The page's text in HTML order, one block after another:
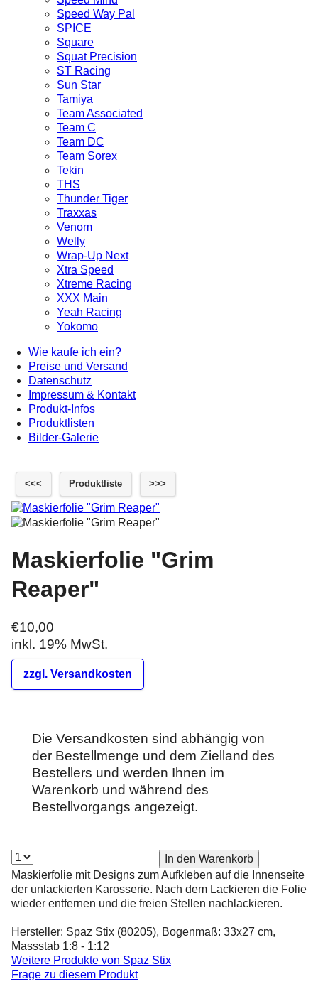
Speed Way Pal
SPICE
Square
Squat Precision
ST Racing
Sun Star
Tamiya
Team Associated
Team C
Team DC
Team Sorex
Tekin
THS
Thunder Tiger
Traxxas
Venom
Welly
Wrap-Up Next
Xtra Speed
Xtreme Racing
XXX Main
Yeah Racing
Yokomo
Wie kaufe ich ein?
Preise und Versand
Datenschutz
Impressum & Kontakt
Produkt-Infos
Produktlisten
Bilder-Galerie
<<< Produktliste >>>
Maskierfolie "Grim
Reaper"
€10,00
inkl. 19% MwSt.
zzgl. Versandkosten
Die Versandkosten sind abhängig von
der Bestellmenge und dem Zielland des
Bestellers und werden Ihnen im
Warenkorb und während des
Bestellvorgangs angezeigt.
Maskierfolie mit Designs zum Aufkleben auf die Innenseite
der unlackierten Karosserie. Nach dem Lackieren die Folie
wieder entfernen und die freien Stellen nachlackieren.
Hersteller: Spaz Stix (80205), Bogenmaß: 33x27 cm,
Massstab 1:8 - 1:12
Weitere Produkte von Spaz Stix
Frage zu diesem Produkt